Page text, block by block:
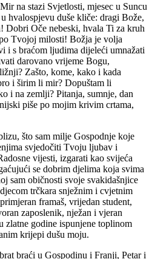
na stazi Svjetlosti, mjesec u Suncu
hvalospjevu duše kliče: dragi Bože,
Dobri Oče nebeski, hvala Ti za kruh
Tvojoj milosti! Božja je volja
i s braćom ljudima dijeleći umnažati
darovano vrijeme Bogu,
Zašto, kome, kako i kada
i širim li mir? Dopuštam li
i na zemlji? Pitanja, sumnje, dan
piše po mojim krivim crtama,
što sam milje Gospodnje koje
svjedočiti Tvoju ljubav i
vijesti, izgarati kao svijeća
se dobrim djelima koja svima
sam običnosti svoje svakidašnjice
trčkara snježnim i cvjetnim
framaš, vrijedan student,
zaposlenik, nježan i vjeran
zlatne godine ispunjene toplinom
krijepi dušu moju.
braći u Gospodinu i Franji, Petar i